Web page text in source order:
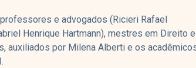
e advogados (Ricieri Rafael
Henrique Hartmann), mestres em Direito e
auxiliados por Milena Alberti e os